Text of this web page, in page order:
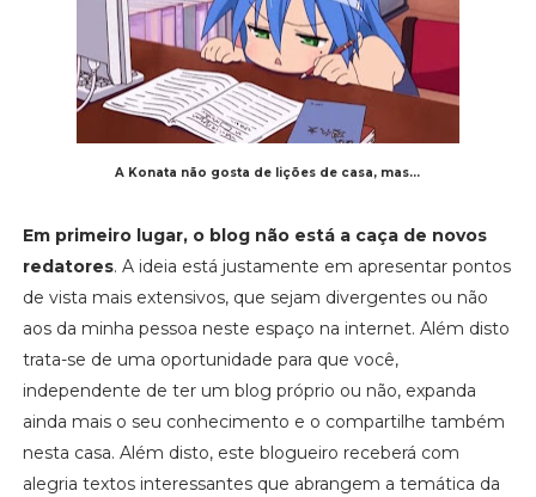
A Konata não gosta de lições de casa, mas...
Em primeiro lugar, o blog não está a caça de novos
redatores. A ideia está justamente em apresentar pontos
de vista mais extensivos, que sejam divergentes ou não
aos da minha pessoa neste espaço na internet. Além disto
trata-se de uma oportunidade para que você,
independente de ter um blog próprio ou não, expanda
ainda mais o seu conhecimento e o compartilhe também
nesta casa. Além disto, este blogueiro receberá com
alegria textos interessantes que abrangem a temática da